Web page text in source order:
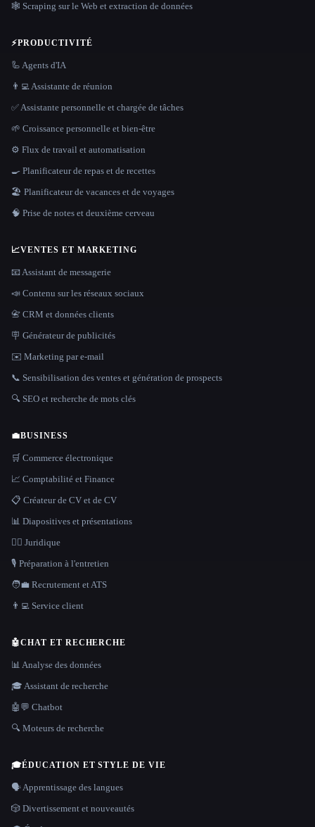
🕸️ Scraping sur le Web et extraction de données
⚡PRODUCTIVITÉ
🦾 Agents d'IA
👨‍💻 Assistante de réunion
✅ Assistante personnelle et chargée de tâches
🌱 Croissance personnelle et bien-être
⚙️ Flux de travail et automatisation
🍳 Planificateur de repas et de recettes
🏖 Planificateur de vacances et de voyages
🧠 Prise de notes et deuxième cerveau
📈VENTES ET MARKETING
📧 Assistant de messagerie
📣 Contenu sur les réseaux sociaux
📇 CRM et données clients
🪧 Générateur de publicités
✉️ Marketing par e-mail
📞 Sensibilisation des ventes et génération de prospects
🔍 SEO et recherche de mots clés
💼BUSINESS
🛒 Commerce électronique
📈 Comptabilité et Finance
📋 Créateur de CV et de CV
📊 Diapositives et présentations
👩‍⚖️ Juridique
🎙️ Préparation à l'entretien
🧑‍💼 Recrutement et ATS
👨‍💻 Service client
🤖CHAT ET RECHERCHE
📊 Analyse des données
🎓 Assistant de recherche
🤖💬 Chatbot
🔍 Moteurs de recherche
🎓ÉDUCATION ET STYLE DE VIE
🗣️ Apprentissage des langues
🎲 Divertissement et nouveautés